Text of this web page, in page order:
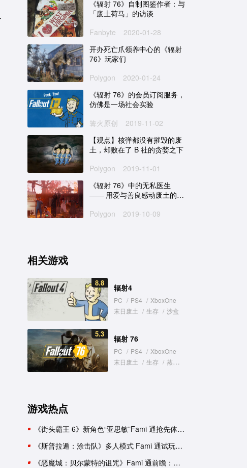
《辐射 76》自制图鉴作者：与
「废土荷马」的访谈
Fanbyte
2020-01-28
开办死亡爪领养中心的《辐射
76》玩家们
Polygon
2020-01-24
《辐射 76》的会员订阅服务，
仿佛是一场社会实验
篝火原创
2019-11-02
【观点】核弹都没有摧毁的废
土，却败在了 B 社的贪婪之下
Polygon
2019-11-01
《辐射 76》中的无私医生
—— 用爱与善良感动废土的真
Polygon
2019-10-09
相关游戏
8.8 辐射4
PC / PS4 / XboxOne
末日废土 / 生存 / 沙盒
5.3 辐射 76
PC / PS4 / XboxOne
末日废土 / 生存 / 蒸汽朋克
游戏热点
《街头霸王 6》新角色“亚思敏”Fami 通抢先体验报告
《斯普拉遁：涂击队》多人模式 Fami 通试玩：与好友并肩推进故事
《恶魔城：贝尔蒙特的诅咒》Fami 通前瞻：要素杂糅的新生《恶魔城》